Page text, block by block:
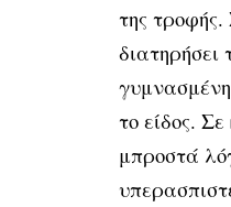
της τροφής.
διατηρήσει
γυμνασμένη
το είδος.
μπροστά